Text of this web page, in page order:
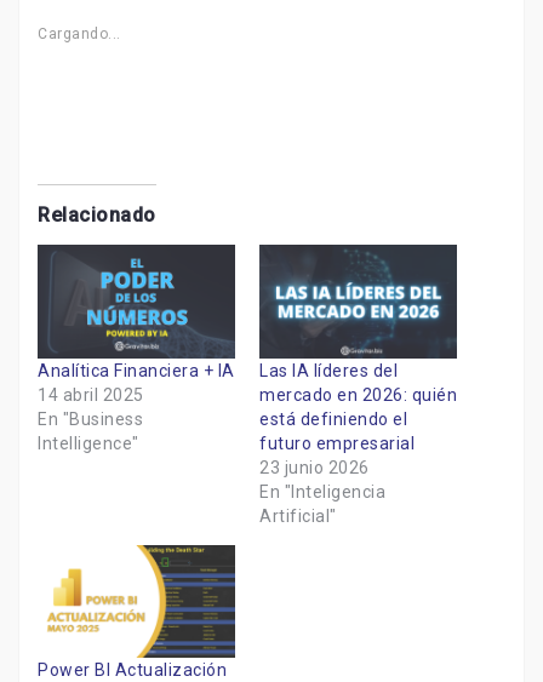
Cargando...
Relacionado
Analítica Financiera + IA
14 abril 2025
En "Business
Intelligence"
Las IA líderes del
mercado en 2026: quién
está definiendo el
futuro empresarial
23 junio 2026
En "Inteligencia
Artificial"
Power BI Actualización